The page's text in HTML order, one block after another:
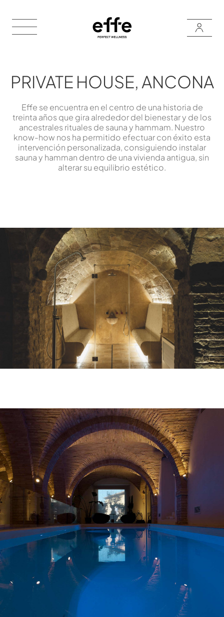
PRIVATE HOUSE, ANCONA
Effe se encuentra en el centro de una historia de
treinta años que gira alrededor del bienestar y de los
ancestrales rituales de sauna y hammam. Nuestro
know-how nos ha permitido efectuar con éxito esta
intervención personalizada, consiguiendo instalar
sauna y hamman dentro de una vivienda antigua, sin
alterar su equilibrio estético.